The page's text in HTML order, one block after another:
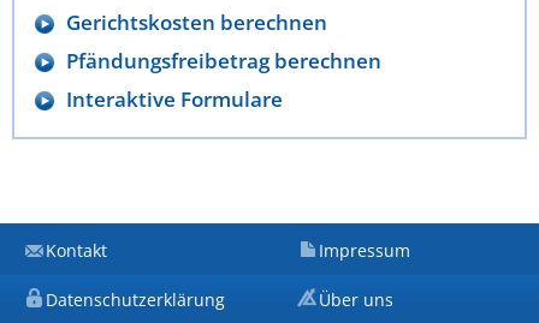
Gerichtskosten berechnen
Pfändungsfreibetrag berechnen
Interaktive Formulare
Kontakt Impressum
Datenschutzerklärung Über uns